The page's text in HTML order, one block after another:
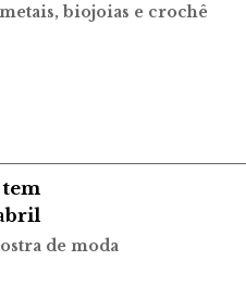
metais, biojoias e crochê
tem
de moda